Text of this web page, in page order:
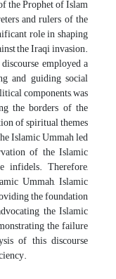
the Prophet of Islam
and rulers of the
role in shaping
the Iraqi invasion.
employed a
and guiding social
components, was
the borders of the
of spiritual themes
Islamic Ummah led
of the Islamic
infidels. Therefore,
Ummah, Islamic
the foundation
the Islamic
the failure
of this discourse